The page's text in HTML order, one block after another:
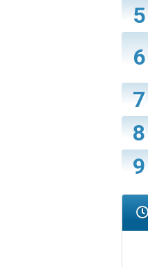
5
6
7
8
9